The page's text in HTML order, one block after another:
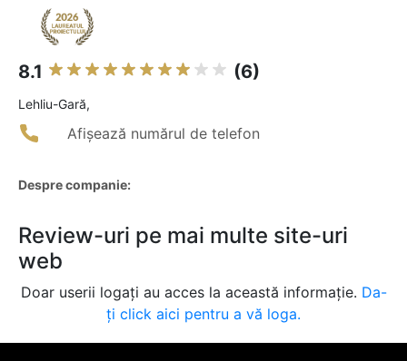
8.1 (6)
Lehliu-Gară,
Afișează numărul de telefon
Despre companie:
Review-uri pe mai multe site-uri
web
Doar userii logați au acces la această informație. Da-
ți click aici pentru a vă loga.